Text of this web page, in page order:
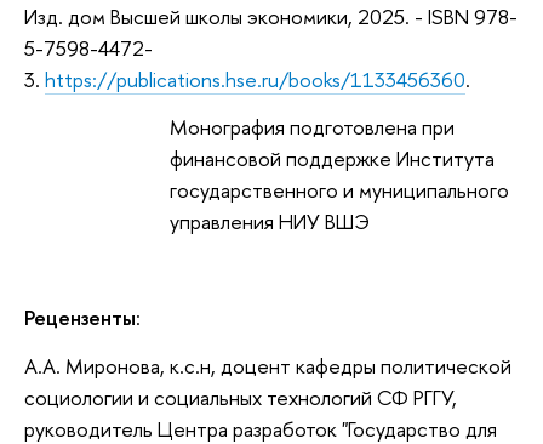
Изд. дом Высшей школы экономики, 2025. - ISBN 978-
5-7598-4472-
3. https://publications.hse.ru/books/1133456360.
Монография подготовлена при
финансовой поддержке Института
государственного и муниципального
управления НИУ ВШЭ
Рецензенты:
А.А. Миронова, к.с.н, доцент кафедры политической
социологии и социальных технологий СФ РГГУ,
руководитель Центра разработок "Государство для